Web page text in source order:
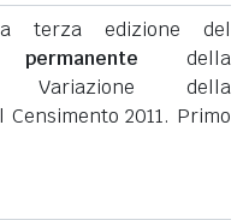
terza edizione del
della
Variazione della
2011. Primo